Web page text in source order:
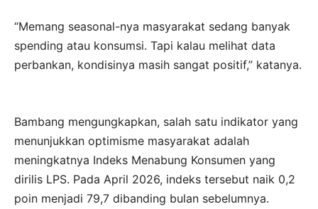
“Memang seasonal-nya masyarakat sedang banyak
spending atau konsumsi. Tapi kalau melihat data
perbankan, kondisinya masih sangat positif,” katanya.
Bambang mengungkapkan, salah satu indikator yang
menunjukkan optimisme masyarakat adalah
meningkatnya Indeks Menabung Konsumen yang
dirilis LPS. Pada April 2026, indeks tersebut naik 0,2
poin menjadi 79,7 dibanding bulan sebelumnya.